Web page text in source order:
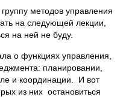
методов управления
на следующей лекции,
на ней не буду.
о функциях управления,
планировании,
и координации. И вот
из них остановиться